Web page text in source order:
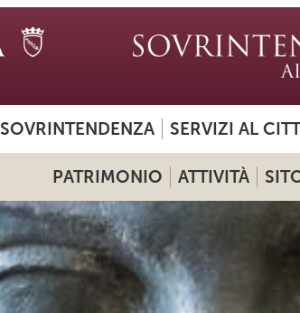
SOVRINTENDENZA SERVIZI AL
PATRIMONIO ATTIVITÀ